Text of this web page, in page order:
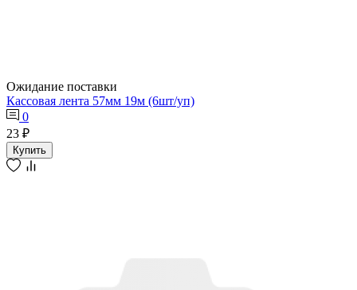
Ожидание поставки
Кассовая лента 57мм 19м (6шт/уп)
0
23 ₽
Купить